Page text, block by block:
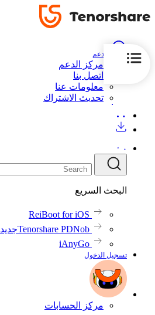
الدعم
مركز الدعم
اتصل بنا
معلومات عنا
تحديث الاشتراك
البحث السريع
ReiBoot for iOS
Tenorshare PDNobجديد
iAnyGo
تسجيل الدخول
مركز الحسابات